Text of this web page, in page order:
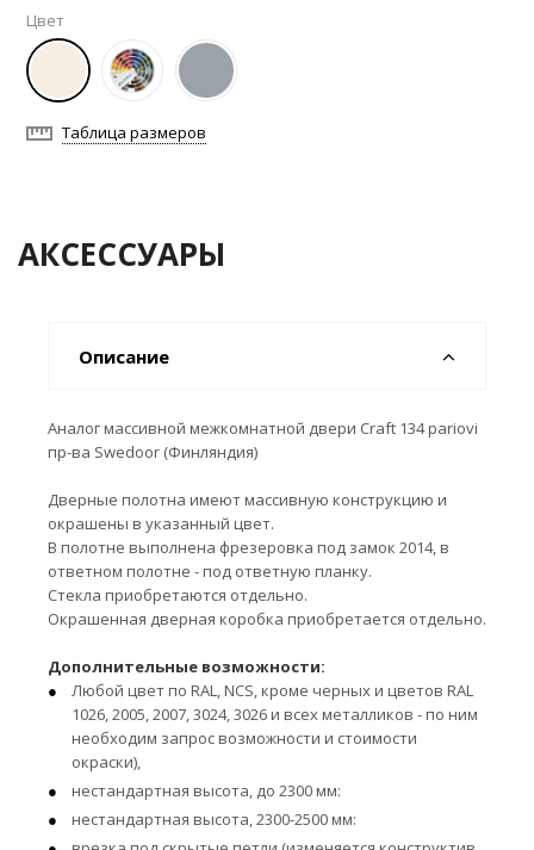
Цвет
Таблица размеров
АКСЕССУАРЫ
Описание
Аналог массивной межкомнатной двери Craft 134 pariovi
пр-ва Swedoor (Финляндия)
Дверные полотна имеют массивную конструкцию и
окрашены в указанный цвет.
В полотне выполнена фрезеровка под замок 2014, в
ответном полотне - под ответную планку.
Стекла приобретаются отдельно.
Окрашенная дверная коробка приобретается отдельно.
Дополнительные возможности:
Любой цвет по RAL, NCS, кроме черных и цветов RAL
1026, 2005, 2007, 3024, 3026 и всех металликов - по ним
необходим запрос возможности и стоимости
окраски),
нестандартная высота, до 2300 мм:
нестандартная высота, 2300-2500 мм: